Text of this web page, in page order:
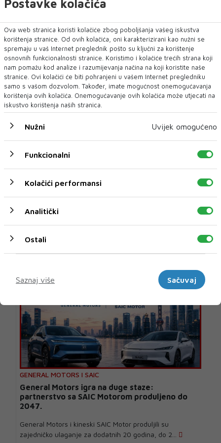
U novom broju pročitajte
GENERAL MOTORS I SAIC
General Motors igra na duge staze:
partnerstvo sa SAIC Motorom produljeno do
2047.
General Motors i kineski SAIC Motor produljili su
zajedničko ulaganje za dodatnih 20 godina, do 2...
Postavke kolačića
Ova web stranica koristi kolačiće zbog poboljšanja vašeg iskustva
korištenja stranice. Od ovih kolačića, oni karakterizirani kao nužni se
spremaju u vaš Internet preglednik pošto su ključni za korištenje
osnovnih funkcionalnosti stranice. Koristimo i kolačiće trećih strana koji
nam pomažu kod analize i razumijevanja načina na koji koristite naše
stranice. Ovi kolačići će biti pohranjeni u vašem Internet pregledniku
samo s vašom dozvolom. Također, imate mogućnost onemogućavanja
korištenja ovih kolačića. Onemogućavanje ovih kolačića može utjecati na
iskustvo korištenja naših stranica.
Nužni Uvijek omogućeno
Funkcionalni
Kolačići performansi
Analitički
Ostali
Saznaj više
Sačuvaj